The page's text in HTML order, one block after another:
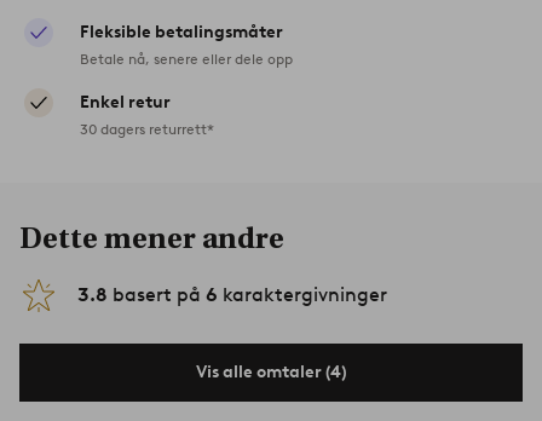
Fleksible betalingsmåter
Betale nå, senere eller dele opp
Enkel retur
30 dagers returrett*
Dette mener andre
3.8 basert på 6 karaktergivninger
Vis alle omtaler (4)